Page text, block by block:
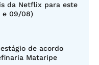
da Netflix para este
e 09/08)
de acordo
Mataripe